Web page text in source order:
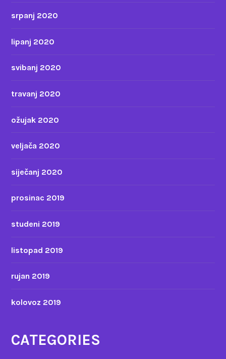
srpanj 2020
lipanj 2020
svibanj 2020
travanj 2020
ožujak 2020
veljača 2020
siječanj 2020
prosinac 2019
studeni 2019
listopad 2019
rujan 2019
kolovoz 2019
CATEGORIES